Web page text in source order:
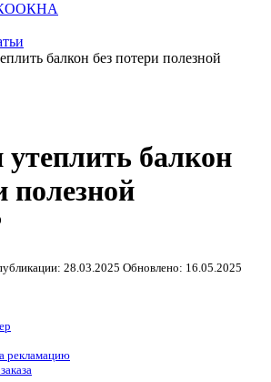
балкон без потери полезной
балкон
полезной
28.03.2025 Обновлено: 16.05.2025
рекламацию